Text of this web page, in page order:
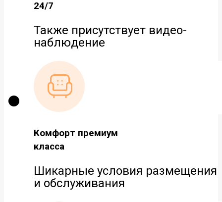
24/7
Также присутствует видео-
наблюдение
Комфорт премиум
класса
Шикарные условия размещения
и обслуживания